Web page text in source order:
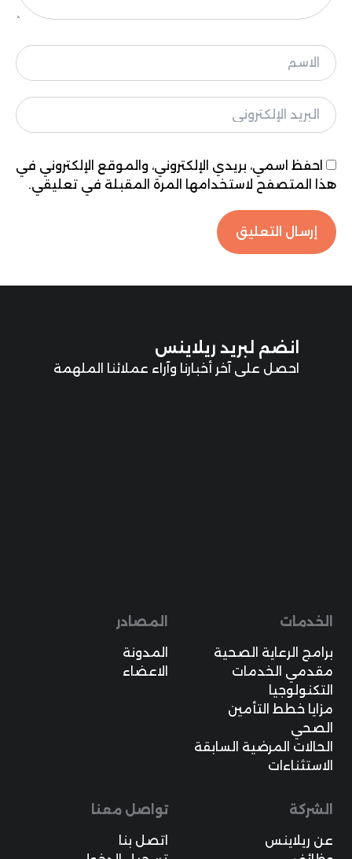
احفظ اسمي، بريدي الإلكتروني، والموقع الإلكتروني في
هذا المتصفح لاستخدامها المرة المقبلة في تعليقي.
انضم لبريد ريلاينس
احصل على آخر أخبارنا وآراء عملائنا الملهمة
الخدمات
برامج الرعاية الصحية
مقدمي الخدمات
التكنولوجيا
مزايا خطط التأمين
الصحي
الحالات المرضية السابقة
الاستثناءات
المصادر
المدونة
الاعضاء
الشركة
عن ريلاينس
تواصل معنا
اتصل بنا